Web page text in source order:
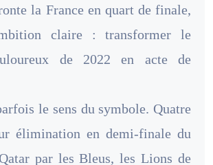
la France en quart de finale,
claire : transformer le
de 2022 en acte de
le sens du symbole. Quatre
élimination en demi-finale du
par les Bleus, les Lions de